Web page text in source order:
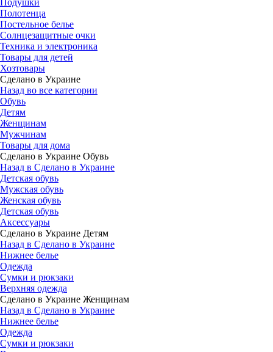
Подушки
Полотенца
Постельное белье
Солнцезащитные очки
Техника и электроника
Товары для детей
Хозтовары
Сделано в Украине
Назад во все категории
Обувь
Детям
Женщинам
Мужчинам
Товары для дома
Сделано в Украине Обувь
Назад в Сделано в Украине
Детская обувь
Мужская обувь
Женская обувь
Детская обувь
Аксессуары
Сделано в Украине Детям
Назад в Сделано в Украине
Нижнее белье
Одежда
Сумки и рюкзаки
Верхняя одежда
Сделано в Украине Женщинам
Назад в Сделано в Украине
Нижнее белье
Одежда
Сумки и рюкзаки